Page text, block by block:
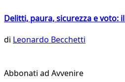
Delitti, paura, sicurezza e voto:
di Leonardo Becchetti
Abbonati ad Avvenire